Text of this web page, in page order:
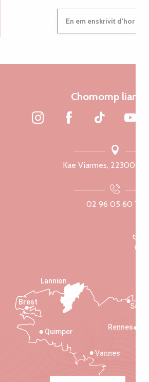
En em enskrivit d'hor
Chomomp
Kae Viarmes, 22300
02 96 05 60 70
Rennes
Vannes
Quimper
Lannion
Brest